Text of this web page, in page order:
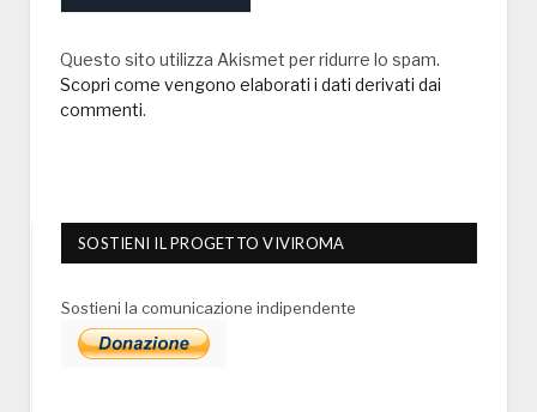
Questo sito utilizza Akismet per ridurre lo spam.
Scopri come vengono elaborati i dati derivati dai
commenti.
SOSTIENI IL PROGETTO VIVIROMA
Sostieni la comunicazione indipendente